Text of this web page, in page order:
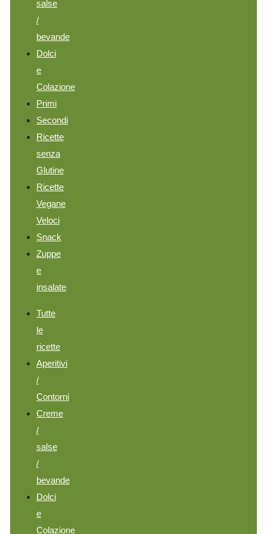
salse
/
bevande
Dolci
e
Colazione
Primi
Secondi
Ricette
senza
Glutine
Ricette
Vegane
Veloci
Snack
Zuppe
e
insalate
Tutte
le
ricette
Aperitivi
/
Contorni
Creme
/
salse
/
bevande
Dolci
e
Colazione